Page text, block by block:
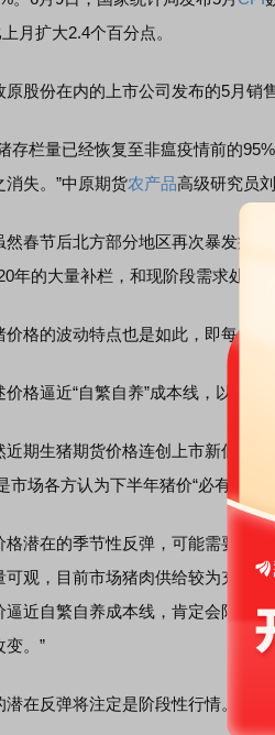
月扩大2.4个百分点。
份在内的上市公司发布的5月销售
栏量已经恢复至非瘟疫情前的
失。”中原期货农产品高级研究员
节后北方部分地区再次暴发疫情
年的大量补栏，和现阶段需求处于
的波动特点也是如此，即每年二
逼近“自繁自养”成本线，以及后
生猪期货价格连创上市新低，但
市场各方认为下半年猪价“必有一涨”
在的季节性反弹，可能需要先解
观，目前市场猪肉供给较为充足
近自繁自养成本线，肯定会限制
变。”
反弹将注定是阶段性行情。
北交所顶格打新居然只能中碎股